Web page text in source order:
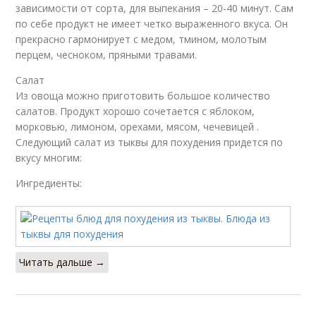
зависимости от сорта, для выпекания – 20-40 минут. Сам
по себе продукт не имеет четко выраженного вкуса. Он
прекрасно гармонирует с медом, тмином, молотым
перцем, чесноком, пряными травами.
Салат
Из овоща можно приготовить большое количество
салатов. Продукт хорошо сочетается с яблоком,
морковью, лимоном, орехами, мясом, чечевицей .
Следующий салат из тыквы для похудения придется по
вкусу многим:
Ингредиенты:
Читать дальше →